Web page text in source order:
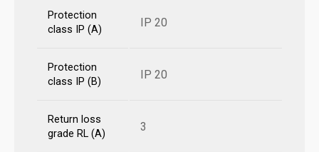
Protection
class IP (A)
IP 20
Protection
class IP (B)
IP 20
Return loss
grade RL (A)
3